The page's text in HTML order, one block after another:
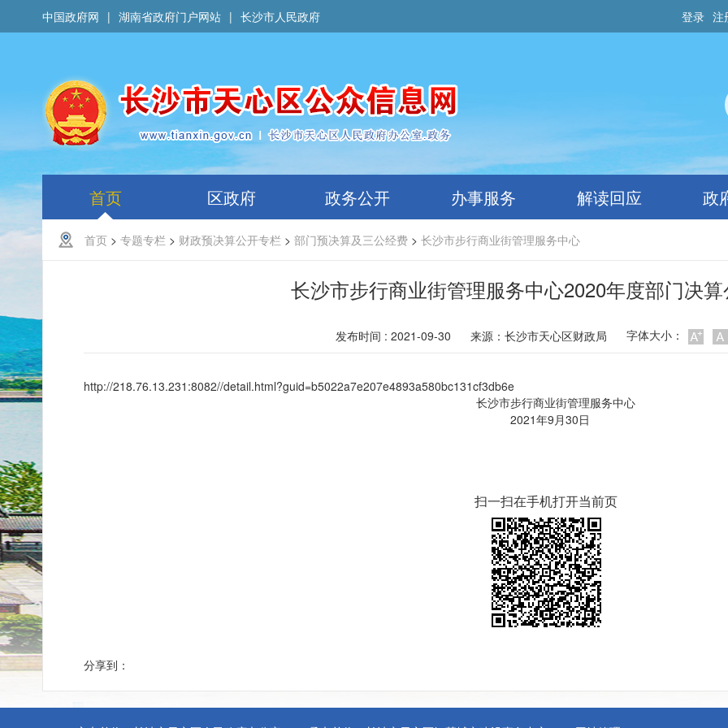
中国政府网 | 湖南省政府门户网站 | 长沙市人民政府 登录 注
首页 区政府 政务公开 办事服务 解读回应 政
首页 > 专题专栏 > 财政预决算公开专栏 > 部门预决算及三公经费 > 长沙市步行商业街管理服务中心
长沙市步行商业街管理服务中心2020年度部门决
发布时间 : 2021-09-30 来源： 长沙市天心区财政局 字体大小：
http://218.76.13.231:8082//detail.html?guid=b5022a7e207e4893a580bc131cf3db6e
长沙市步行商业街管理服务中心
2021年9月30日
扫一扫在手机打开当前页
分享到：